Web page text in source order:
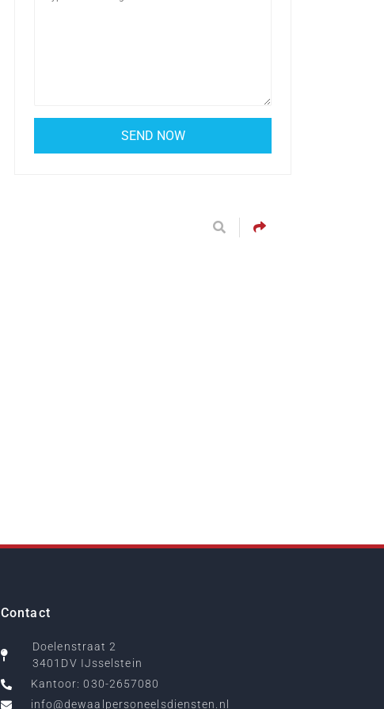
Contact
Doelenstraat 2
3401DV IJsselstein
Kantoor: 030-2657080
info@dewaalpersoneelsdiensten.nl